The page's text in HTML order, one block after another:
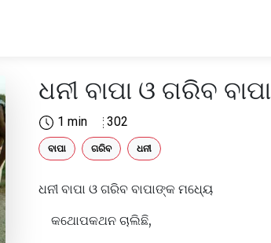
ଧନୀ ବାପା ଓ ଗରିବ ବାପା
1 min 302
ବାପା ଗରିବ ଧନୀ
ଧନୀ ବାପା ଓ ଗରିବ ବାପାଙ୍କ ମଧ୍ୟେ
କଥୋପକଥନ ଚାଲିଛି,